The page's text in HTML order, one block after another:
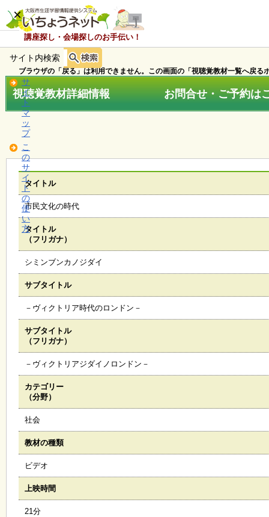
講座探し・会場探しのお手伝い！
×
ホ
ー
ム
知
ら
せ
講
座
・
イ
ベ
ト
施
約
ち
覧
サイト内検索
サ
イ
ト
マ
ッ
プ
こ
の
サ
イ
ト
の
使
い
方
ブラウザの「戻る」は利用できません。この画面の「視聴覚教材一覧へ戻る
視聴覚教材詳細情報 お問合せ・ご予約はこ
タイトル
市民文化の時代
タイトル
（フリガナ）
シミンブンカノジダイ
サブタイトル
－ヴィクトリア時代のロンドン－
サブタイトル
（フリガナ）
－ヴィクトリアジダイノロンドン－
カテゴリー
（分野）
社会
教材の種類
ビデオ
上映時間
21分